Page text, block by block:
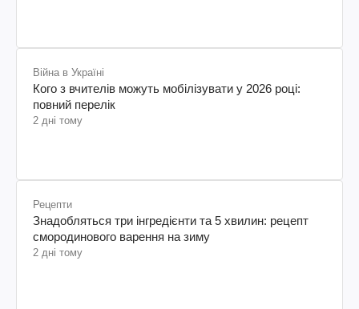
Війна в Україні
Кого з вчителів можуть мобілізувати у 2026 році:
повний перелік
2 дні тому
Рецепти
Знадобляться три інгредієнти та 5 хвилин: рецепт
смородинового варення на зиму
2 дні тому